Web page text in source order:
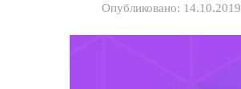
Опубликовано: 14.10.2019